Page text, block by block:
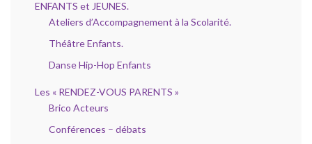
ENFANTS et JEUNES.
Ateliers d’Accompagnement à la Scolarité.
Théâtre Enfants.
Danse Hip-Hop Enfants
Les « RENDEZ-VOUS PARENTS »
Brico Acteurs
Conférences – débats